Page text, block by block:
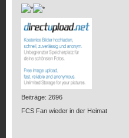
Beiträge: 2696
FCS Fan wieder in der Heimat